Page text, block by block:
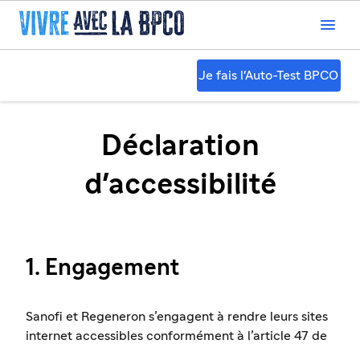
Je fais l'Auto-Test BPCO

Déclaration
d'accessibilité
1. Engagement
Sanofi et Regeneron s’engagent à rendre leurs sites
internet accessibles conformément à l’article 47 de